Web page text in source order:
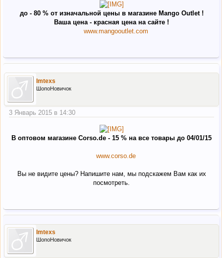
до - 80 % от изначальной цены в магазине Mango Outlet !
Ваша цена - красная цена на сайте !
www.mangooutlet.com
Imtexs
ШопоНовичок
3 Январь 2015 в 14:30
В оптовом магазине Corso.de - 15 % на все товары до 04/01/15
www.corso.de
Вы не видите цены? Напишите нам, мы подскажем Вам как их
посмотреть.​
Imtexs
ШопоНовичок